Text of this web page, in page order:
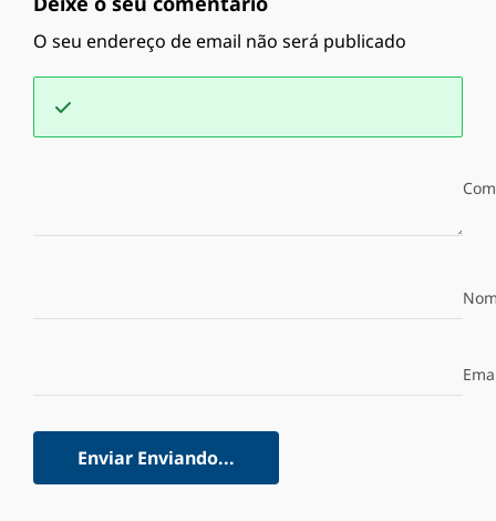
O seu endereço de email não será publicado
Enviar Enviando...